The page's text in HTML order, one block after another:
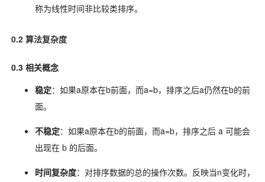
称为线性时间非比较类排序。
0.2 算法复杂度
0.3 相关概念
稳定：如果a原本在b前面，而a=b，排序之后a仍然在b的前
面。
不稳定：如果a原本在b的前面，而a=b，排序之后 a 可能会
出现在 b 的后面。
时间复杂度：对排序数据的总的操作次数。反映当n变化时，